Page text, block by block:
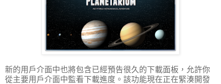
新的用戶介面中也將包含已經預告很久的下載面板，允許你
從主要用戶介面中監看下載進度。該功能現在正在緊湊開發